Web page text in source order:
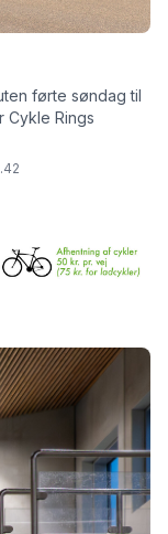
førte søndag til
Cykle Rings